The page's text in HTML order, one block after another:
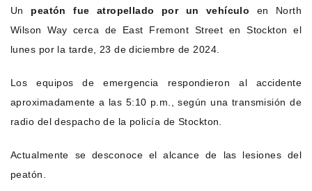
Un peatón fue atropellado por un vehículo en North
Wilson Way cerca de East Fremont Street en Stockton el
lunes por la tarde, 23 de diciembre de 2024.
Los equipos de emergencia respondieron al accidente
aproximadamente a las 5:10 p.m., según una transmisión de
radio del despacho de la policía de Stockton.
Actualmente se desconoce el alcance de las lesiones del
peatón.